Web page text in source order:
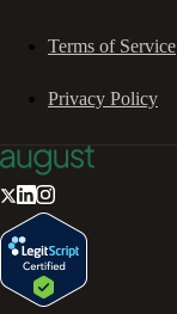
Terms of Service
Privacy Policy